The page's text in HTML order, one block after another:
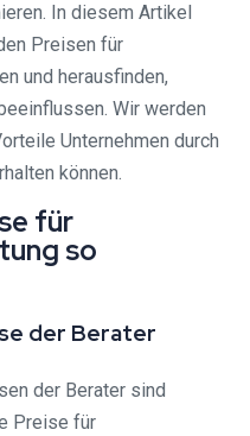
In diesem Artikel
Preisen für
und herausfinden,
Wir werden
Unternehmen durch
können.
für
so
der Berater
der Berater sind
Preise für